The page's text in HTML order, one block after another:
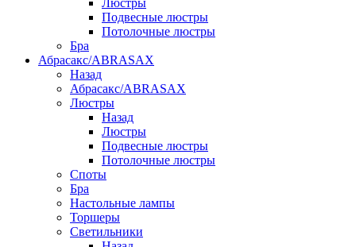
Люстры
Подвесные люстры
Потолочные люстры
Бра
Абрасакс/ABRASAX
Назад
Абрасакс/ABRASAX
Люстры
Назад
Люстры
Подвесные люстры
Потолочные люстры
Споты
Бра
Настольные лампы
Торшеры
Светильники